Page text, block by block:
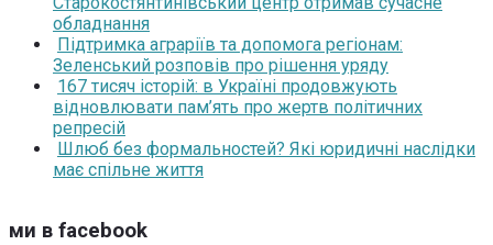
обладнання
Підтримка аграріїв та допомога регіонам:
Зеленський розповів про рішення уряду
167 тисяч історій: в Україні продовжують
відновлювати пам’ять про жертв політичних
репресій
Шлюб без формальностей? Які юридичні наслідки
має спільне життя
ми в facebook